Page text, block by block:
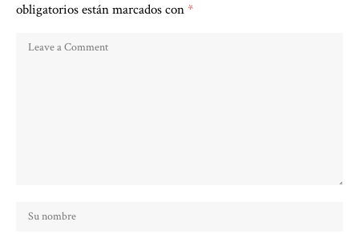
obligatorios están marcados con*